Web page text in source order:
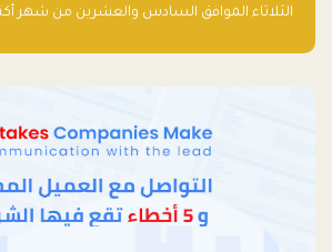
الثلاثاء الموافق السادس والعشرين من شهر
مشاركاً من أبرز صناديق رأس المال الجريء